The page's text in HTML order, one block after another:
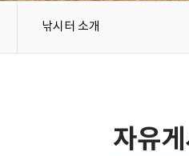
낚시터 소개
자유